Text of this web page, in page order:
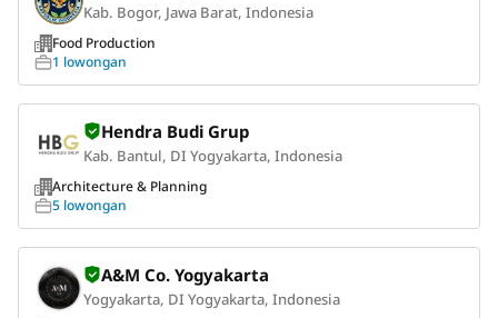
Kab. Bogor, Jawa Barat, Indonesia
Food Production
1 lowongan
Hendra Budi Grup
Kab. Bantul, DI Yogyakarta, Indonesia
Architecture & Planning
5 lowongan
A&M Co. Yogyakarta
Yogyakarta, DI Yogyakarta, Indonesia